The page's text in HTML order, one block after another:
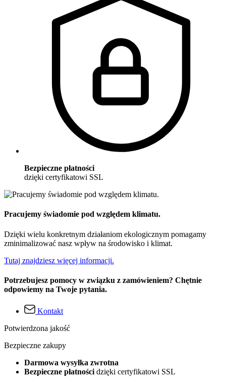
Bezpieczne płatności
dzięki certyfikatowi SSL
Pracujemy świadomie pod względem klimatu.
Dzięki wielu konkretnym działaniom ekologicznym pomagamy
zminimalizować nasz wpływ na środowisko i klimat.
Tutaj znajdziesz więcej informacji.
Potrzebujesz pomocy w związku z zamówieniem? Chętnie
odpowiemy na Twoje pytania.
Kontakt
Potwierdzona jakość
Bezpieczne zakupy
Darmowa wysyłka zwrotna
Bezpieczne płatności dzięki certyfikatowi SSL